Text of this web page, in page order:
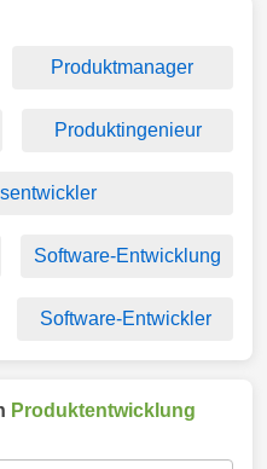
Produktmanager
Produktingenieur
Software-Entwicklung
Software-Entwickler
Produktentwicklung